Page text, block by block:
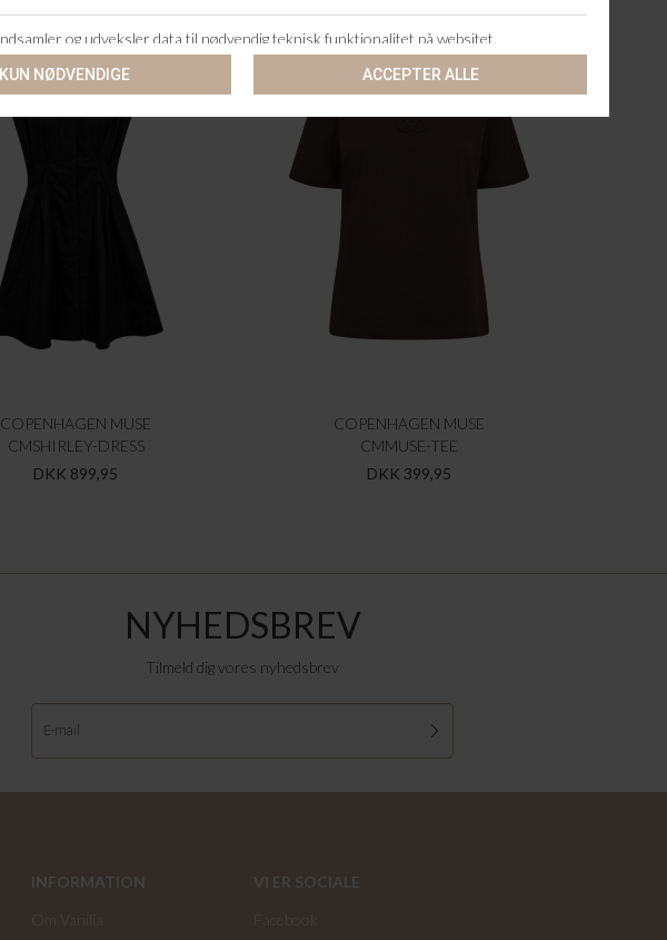
COPENHAGEN MUSE
CMSHIRLEY-DRESS
DKK 899,95
COPENHAGEN MUSE
CMMUSE-TEE
DKK 399,95
NYHEDSBREV
Tilmeld dig vores nyhedsbrev
INFORMATION
VI ER SOCIALE